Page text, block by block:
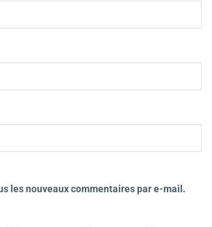
les nouveaux commentaires par e-mail.